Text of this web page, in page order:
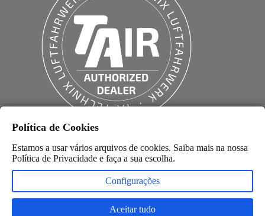
💬 Posso ajudar?
Política de Cookies
Estamos a usar vários arquivos de cookies. Saiba mais na nossa
Política de Privacidade e faça a sua escolha.
Configurações
Aceitar tudo